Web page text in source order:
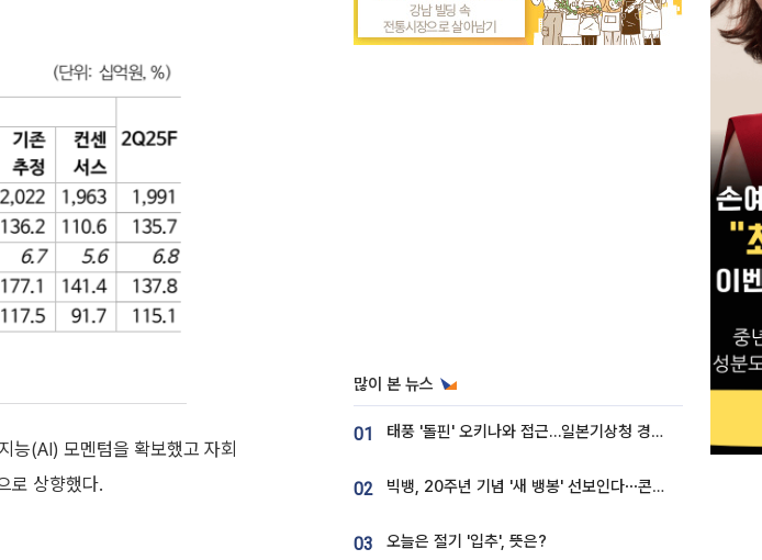
능(AI) 모멘텀을 확보했고 자회
로 상향했다.
많이 본 뉴스
01 태풍 '돌핀' 오키나와 접근…일본기상청 경로 업데이트
02 빅뱅, 20주년 기념 '새 뱅봉' 선보인다⋯콘서트 앞두고 팝업 개최
03 오늘은 절기 '입추', 뜻은?